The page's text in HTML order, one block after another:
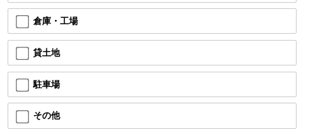
倉庫・工場
貸土地
駐車場
その他